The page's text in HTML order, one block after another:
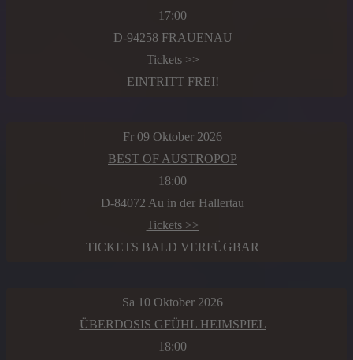
17:00
D-94258 FRAUENAU
Tickets >>
EINTRITT FREI!
Fr 09 Oktober 2026
BEST OF AUSTROPOP
18:00
D-84072 Au in der Hallertau
Tickets >>
TICKETS BALD VERFÜGBAR
Sa 10 Oktober 2026
ÜBERDOSIS GFÜHL HEIMSPIEL
18:00